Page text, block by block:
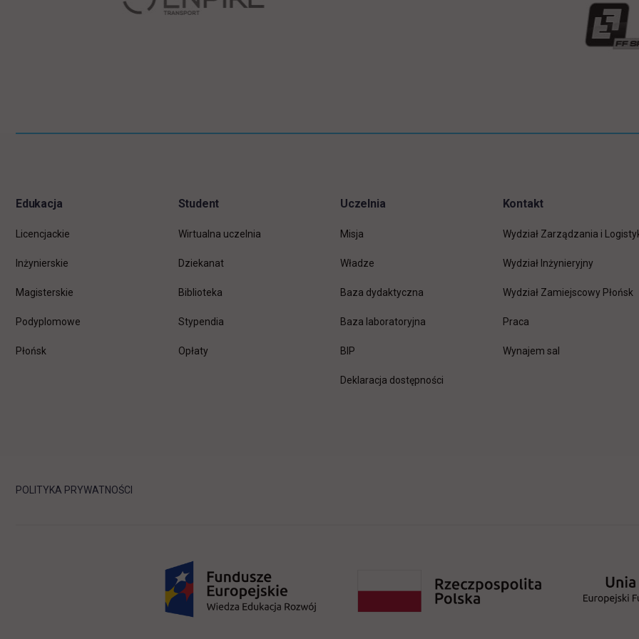
Edukacja
Licencjackie
Inżynierskie
Magisterskie
Podyplomowe
Płońsk
Student
Wirtualna uczelnia
Dziekanat
Biblioteka
Stypendia
Opłaty
Uczelnia
Misja
Władze
Baza dydaktyczna
Baza laboratoryjna
BIP
Deklaracja dostępności
Kontakt
Wydział Zarządzania i
Wydział Inżynieryjny
Wydział Zamiejscowy Płońsk
Pracalink otwiera się w nowej
Wynajem sal
POLITYKA PRYWATNOŚCI